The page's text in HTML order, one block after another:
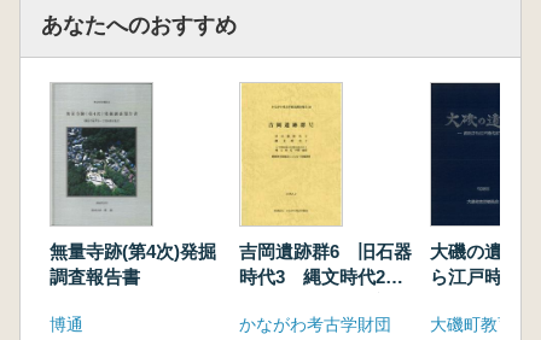
あなたへのおすすめ
無量寺跡(第4次)発掘
調査報告書
博通
吉岡遺跡群6 旧石器
時代3 縄文時代2
その2 縄文時代中
かながわ考古学財団
大磯の遺跡
ら江戸時代
大磯町教育委